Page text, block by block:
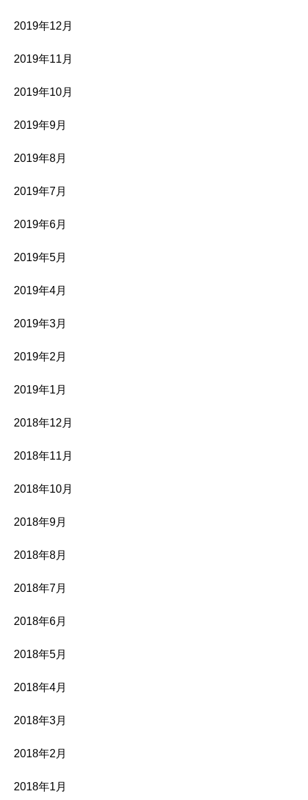
2019年12月
2019年11月
2019年10月
2019年9月
2019年8月
2019年7月
2019年6月
2019年5月
2019年4月
2019年3月
2019年2月
2019年1月
2018年12月
2018年11月
2018年10月
2018年9月
2018年8月
2018年7月
2018年6月
2018年5月
2018年4月
2018年3月
2018年2月
2018年1月